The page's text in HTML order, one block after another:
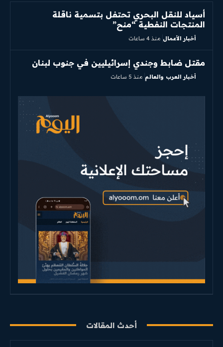
أسياد للنقل البحري تحتفل بتسمية ناقلة
المنتجات النفطية “منح”
أخبار الأعمال منذ 4 ساعات
مقتل ضابط وجندي إسرائيليين في جنوب لبنان
أخبار العرب والعالم منذ 5 ساعات
أحدث المقالات